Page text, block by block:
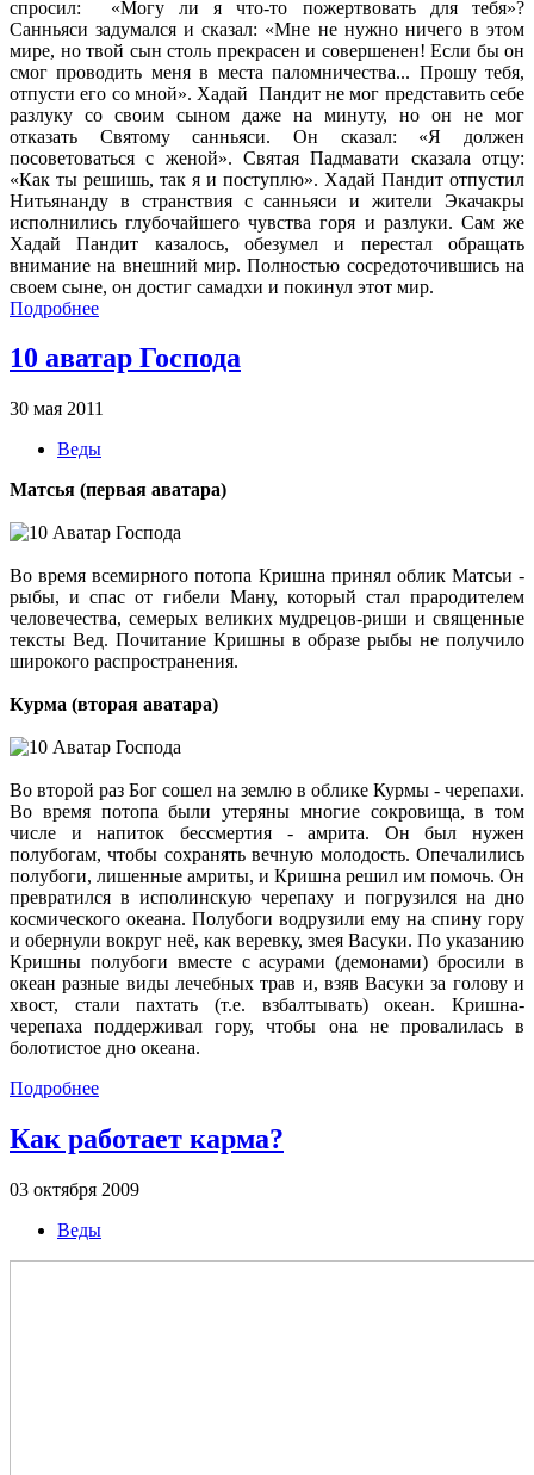
спросил: «Могу ли я что-то пожертвовать для тебя»?
Санньяси задумался и сказал: «Мне не нужно ничего в этом
мире, но твой сын столь прекрасен и совершенен! Если бы он
смог проводить меня в места паломничества... Прошу тебя,
отпусти его со мной». Хадай Пандит не мог представить себе
разлуку со своим сыном даже на минуту, но он не мог
отказать Святому санньяси. Он сказал: «Я должен
посоветоваться с женой». Святая Падмавати сказала отцу:
«Как ты решишь, так я и поступлю». Хадай Пандит отпустил
Нитьянанду в странствия с санньяси и жители Экачакры
исполнились глубочайшего чувства горя и разлуки. Сам же
Хадай Пандит казалось, обезумел и перестал обращать
внимание на внешний мир. Полностью сосредоточившись на
своем сыне, он достиг самадхи и покинул этот мир.
Подробнее
10 аватар Господа
30 мая 2011
Веды
Матсья (первая аватара)
Во время всемирного потопа Кришна принял облик Матсьи -
рыбы, и спас от гибели Ману, который стал прародителем
человечества, семерых великих мудрецов-риши и священные
тексты Вед. Почитание Кришны в образе рыбы не получило
широкого распространения.
Курма (вторая аватара)
Во второй раз Бог сошел на землю в облике Курмы - черепахи.
Во время потопа были утеряны многие сокровища, в том
числе и напиток бессмертия - амрита. Он был нужен
полубогам, чтобы сохранять вечную молодость. Опечалились
полубоги, лишенные амриты, и Кришна решил им помочь. Он
превратился в исполинскую черепаху и погрузился на дно
космического океана. Полубоги водрузили ему на спину гору
и обернули вокруг неё, как веревку, змея Васуки. По указанию
Кришны полубоги вместе с асурами (демонами) бросили в
океан разные виды лечебных трав и, взяв Васуки за голову и
хвост, стали пахтать (т.е. взбалтывать) океан. Кришна-
черепаха поддерживал гору, чтобы она не провалилась в
болотистое дно океана.
Подробнее
Как работает карма?
03 октября 2009
Веды